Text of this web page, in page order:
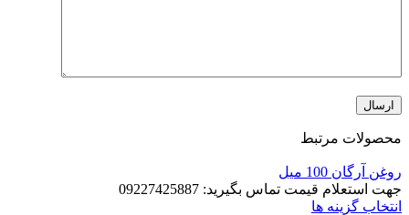
محصولات مرتبط
روغن آرگان 100 میل
جهت استعلام قیمت تماس بگیرید: 09227425887
انتخاب گزینه ها